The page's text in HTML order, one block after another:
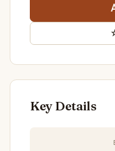
Key Details